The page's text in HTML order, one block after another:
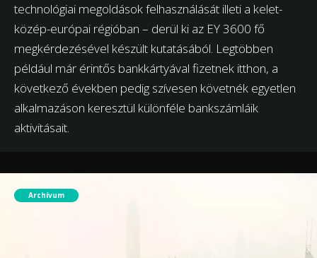
technológiai megoldások felhasználását illeti a kelet-
közép-európai régióban – derül ki az EY 3600 fő
megkérdezésével készült kutatásából. Legtöbben
például már érintős bankkártyával fizetnek itthon, a
következő években pedig szívesen követnék egyetlen
alkalmazáson keresztül különféle bankszámláik
aktivitásait.
Archívum